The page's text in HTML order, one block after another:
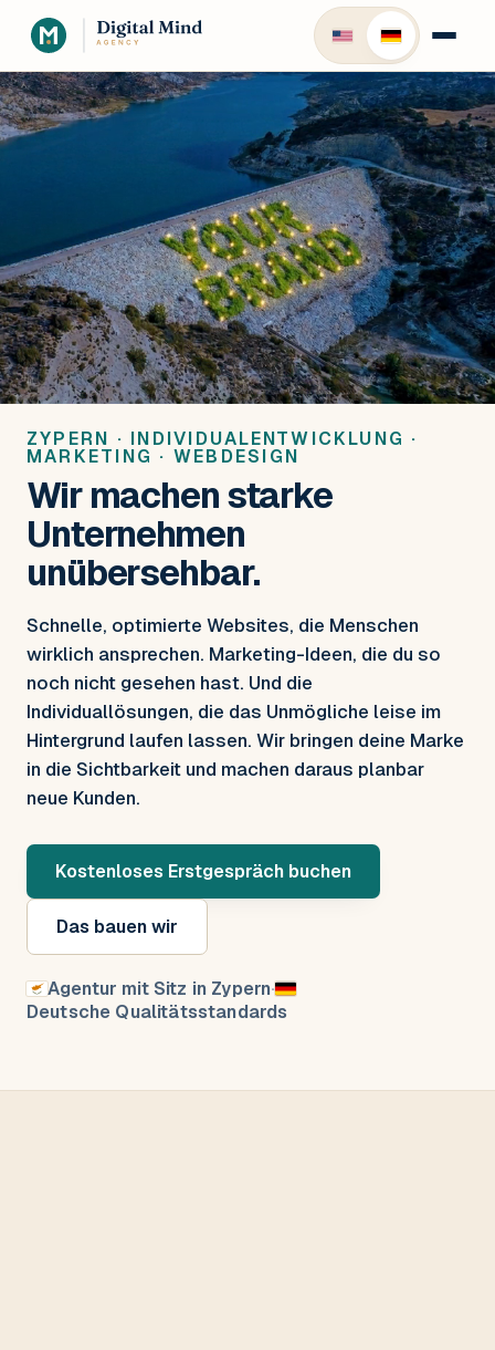
ZYPERN · INDIVIDUALENTWICKLUNG ·
MARKETING · WEBDESIGN
Wir machen starke
Unternehmen
unübersehbar.
Schnelle, optimierte Websites, die Menschen
wirklich ansprechen. Marketing-Ideen, die du so
noch nicht gesehen hast. Und die
Individuallösungen, die das Unmögliche leise im
Hintergrund laufen lassen. Wir bringen deine Marke
in die Sichtbarkeit und machen daraus planbar
neue Kunden.
Kostenloses Erstgespräch buchen
Das bauen wir
Agentur mit Sitz in Zypern·
Deutsche Qualitätsstandards